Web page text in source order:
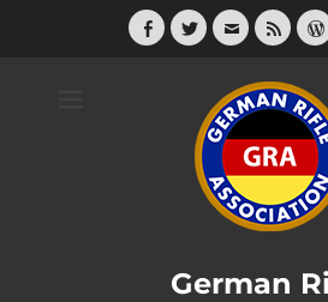
Facebook
Twitter
E-
Feed
German